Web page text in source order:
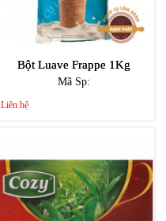
Bột Luave Frappe 1Kg
Mã Sp:
Liên hệ